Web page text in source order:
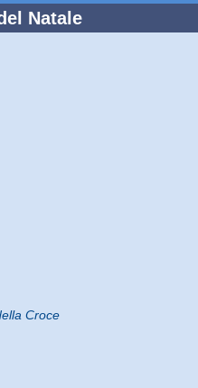
Natale
Croce